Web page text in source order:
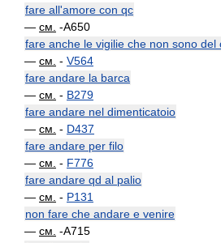
fare all'amore con qc
— см. -A650
fare anche le vigilie che non sono del
— см. - V564
fare andare la barca
— см. - B279
fare andare nel dimenticatoio
— см. - D437
fare andare per filo
— см. - F776
fare andare qd al palio
— см. - P131
non fare che andare e venire
— см. -A715